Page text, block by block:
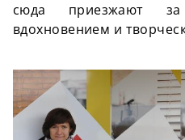
сюда приезжают
вдохновением и